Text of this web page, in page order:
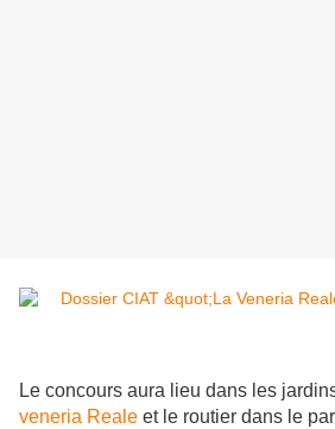
Le concours aura lieu dans les
veneria Reale et le routier dans le